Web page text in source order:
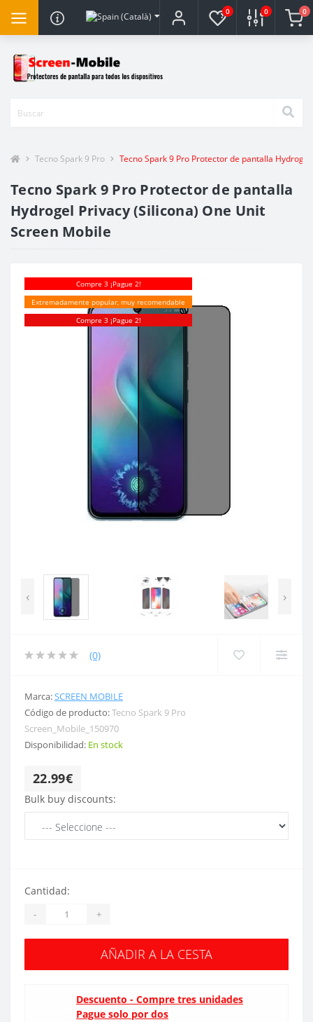
0 0 0
Tecno Spark 9 Pro Tecno Spark 9 Pro Protector de pantalla
Tecno Spark 9 Pro Protector de pantalla
Hydrogel Privacy (Silicona) One Unit
Screen Mobile
Compre 3 ¡Pague 2!
Extremadamente popular, muy recomendable
Compre 3 ¡Pague 2!
‹ ›
(0)
Marca:SCREEN MOBILE
Código de producto:Tecno Spark 9 Pro
Screen_Mobile_150970
Disponibilidad: En stock
22.99€
Bulk buy discounts:
Cantidad:
- +
AÑADIR A LA CESTA
Descuento - Compre tres unidades
Pague solo por dos